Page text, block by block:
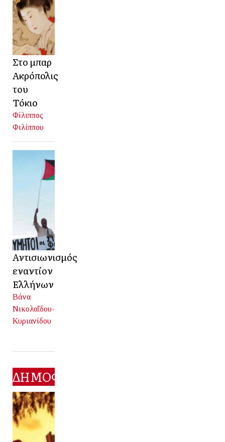
Στο μπαρ
Ακρόπολις
του
Τόκιο
Φίλιππος
Φιλίππου
Αντισιωνισμός
εναντίον
Ελλήνων
Βάνα
Νικολαΐδου-
Κυριανίδου
ΔΗΜΟΦΙΛΕΣΤΕΡΑ